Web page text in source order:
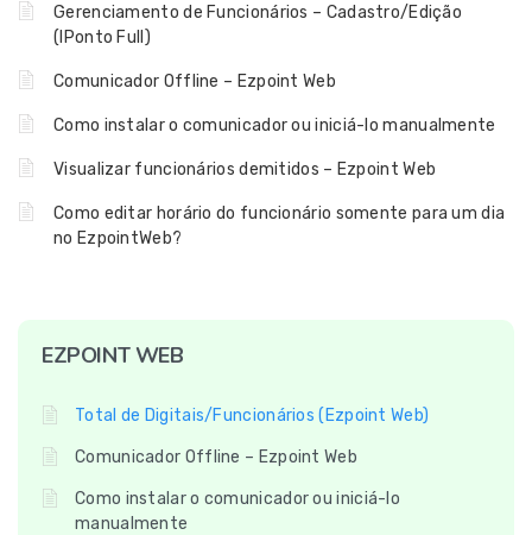
Gerenciamento de Funcionários – Cadastro/Edição
(IPonto Full)
Comunicador Offline – Ezpoint Web
Como instalar o comunicador ou iniciá-lo manualmente
Visualizar funcionários demitidos – Ezpoint Web
Como editar horário do funcionário somente para um dia
no EzpointWeb?
EZPOINT WEB
Total de Digitais/Funcionários (Ezpoint Web)
Comunicador Offline – Ezpoint Web
Como instalar o comunicador ou iniciá-lo
manualmente